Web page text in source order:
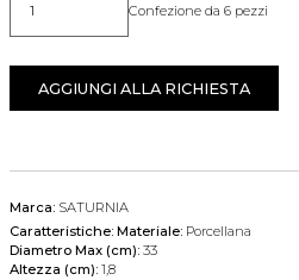
Quantità Confezione da 6 pezzi
AGGIUNGI ALLA RICHIESTA
Marca: SATURNIA
Caratteristiche: Materiale: Porcellana
Diametro Max (cm): 33
Altezza (cm): 1,8